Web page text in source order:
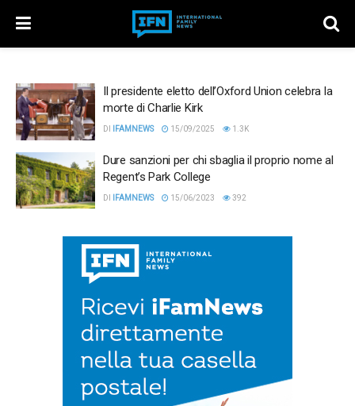
Il presidente eletto dell’Oxford Union celebra la
morte di Charlie Kirk
DI IFAMNEWS 15/09/2025 1.3K
Dure sanzioni per chi sbaglia il proprio nome al
Regent’s Park College
DI IFAMNEWS 15/06/2023 392